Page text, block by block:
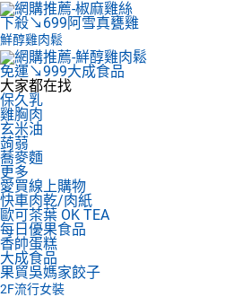
下殺↘699阿雪真甕雞
鮮醇雞肉鬆
免運↘999大成食品
大家都在找
保久乳
雞胸肉
玄米油
蒟蒻
蕎麥麵
更多
愛買線上購物
快車肉乾/肉紙
歐可茶葉 OK TEA
每日優果食品
香帥蛋糕
大成食品
果貿吳媽家餃子
2F流行女裝